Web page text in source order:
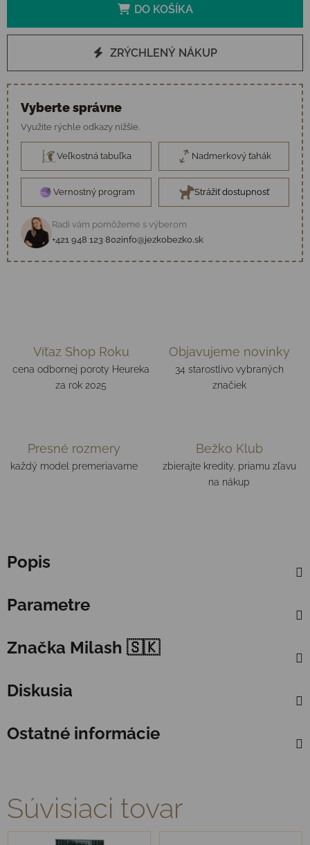
DO KOŠÍKA
ZRÝCHLENÝ NÁKUP
Vyberte správne
Využite rýchle odkazy nižšie.
Veľkostná tabuľka Nadmerkový ťahák
Vernostný program Strážiť dostupnosť
Radi vám pomôžeme s výberom
+421 948 123 802info@jezkobezko.sk
Víťaz Shop Roku
cena odbornej poroty Heureka
za rok 2025
Objavujeme novinky
34 starostlivo vybraných
značiek
Presné rozmery
každý model premeriavame
Bežko Klub
zbierajte kredity, priamu zľavu
na nákup
Popis
Parametre
Značka Milash 🇸🇰
Diskusia
Ostatné informácie
Súvisiaci tovar